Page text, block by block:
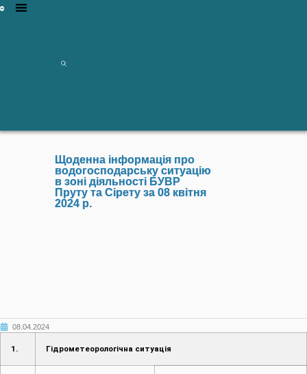
Щоденна інформація про
водогосподарську ситуацію
в зоні діяльності БУВР
Пруту та Сірету за 08 квітня
2024 р.
08.04.2024
1. Гідрометеорологічна ситуація